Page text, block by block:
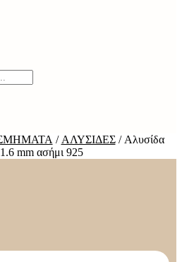
/ ΑΛΥΣΊΔΕΣ/ Αλυσίδα
mm ασήμι 925